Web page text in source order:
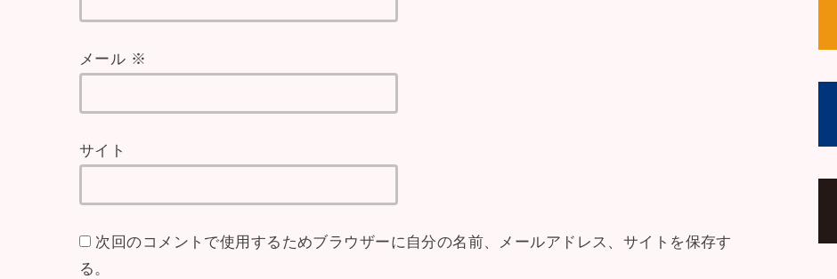
メール ※
サイト
次回のコメントで使用するためブラウザーに自分の名前、メールアドレス、サイトを保存す
る。